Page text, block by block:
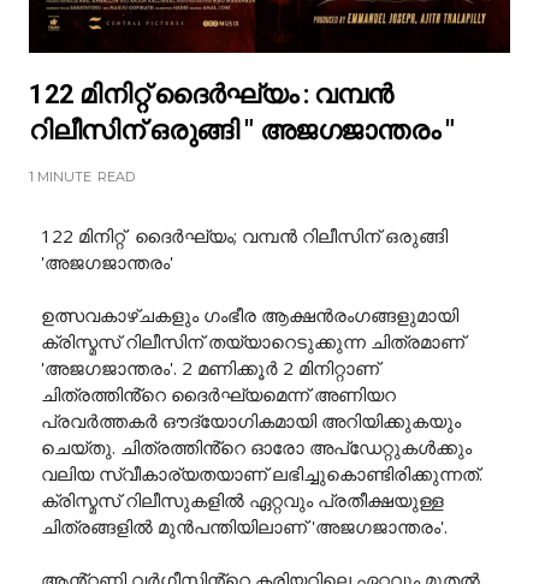
122 മിനിറ്റ് ദൈർഘ്യം : വമ്പൻ
റിലീസിന് ഒരുങ്ങി " അജഗജാന്തരം "
1 MINUTE READ
122 മിനിറ്റ് ദൈർഘ്യം; വമ്പൻ റിലീസിന് ഒരുങ്ങി
'അജഗജാന്തരം'
ഉത്സവകാഴ്ചകളും ഗംഭീര ആക്ഷൻരംഗങ്ങളുമായി
ക്രിസ്മസ് റിലീസിന് തയ്യാറെടുക്കുന്ന ചിത്രമാണ്
'അജഗജാന്തരം'. 2 മണിക്കൂർ 2 മിനിറ്റാണ്
ചിത്രത്തിൻ്റെ ദൈർഘ്യമെന്ന് അണിയറ
പ്രവർത്തകർ ഔദ്യോഗികമായി അറിയിക്കുകയും
ചെയ്തു. ചിത്രത്തിൻ്റെ ഓരോ അപ്ഡേറ്റുകൾക്കും
വലിയ സ്വീകാര്യതയാണ് ലഭിച്ചുകൊണ്ടിരിക്കുന്നത്.
ക്രിസ്മസ് റിലീസുകളിൽ ഏറ്റവും പ്രതീക്ഷയുള്ള
ചിത്രങ്ങളിൽ മുൻപന്തിയിലാണ് 'അജഗജാന്തരം'.
ആൻ്റണി വർഗീസിൻ്റെ കരിയറിലെ ഏറ്റവും മുതൽ